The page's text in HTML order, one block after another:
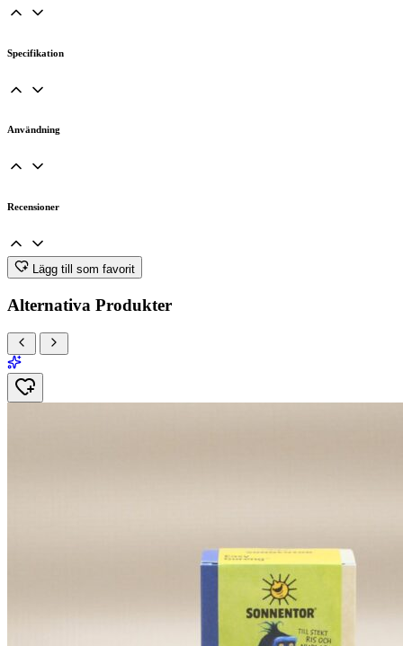
Specifikation
Användning
Recensioner
Lägg till som favorit
Alternativa Produkter